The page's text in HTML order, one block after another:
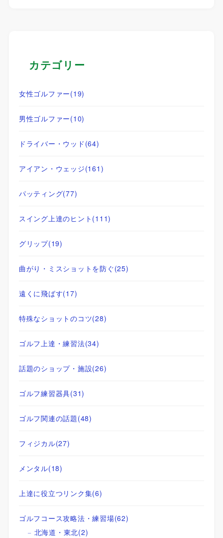
カテゴリー
女性ゴルファー(19)
男性ゴルファー(10)
ドライバー・ウッド (64)
アイアン・ウェッジ(161)
パッティング(77)
スイング上達のヒント (111)
グリップ(19)
曲がり・ミスショットを防ぐ(25)
遠くに飛ばす(17)
特殊なショットのコツ(28)
ゴルフ上達・練習法(34)
話題のショップ・施設(26)
ゴルフ練習器具(31)
ゴルフ関連の話題(48)
フィジカル(27)
メンタル(18)
上達に役立つリンク集(6)
ゴルフコース攻略法・練習場(62)
北海道・東北(2)